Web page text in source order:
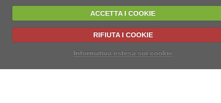
ACCETTA I COOKIE
RIFIUTA I COOKIE
Informativa estesa sui cookie